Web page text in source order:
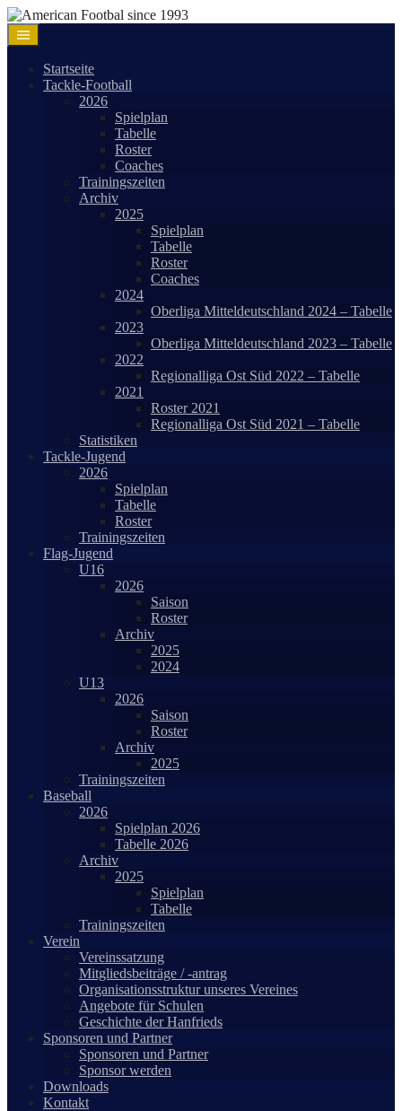
Springe
zum
Inhalt
Startseite
Tackle-Football
2026
Spielplan
Tabelle
Roster
Coaches
Trainingszeiten
Archiv
2025
Spielplan
Tabelle
Roster
Coaches
2024
Oberliga Mitteldeutschland 2024 – Tabelle
2023
Oberliga Mitteldeutschland 2023 – Tabelle
2022
Regionalliga Ost Süd 2022 – Tabelle
2021
Roster 2021
Regionalliga Ost Süd 2021 – Tabelle
Statistiken
Tackle-Jugend
2026
Spielplan
Tabelle
Roster
Trainingszeiten
Flag-Jugend
U16
2026
Saison
Roster
Archiv
2025
2024
U13
2026
Saison
Roster
Archiv
2025
Trainingszeiten
Baseball
2026
Spielplan 2026
Tabelle 2026
Archiv
2025
Spielplan
Tabelle
Trainingszeiten
Verein
Vereinssatzung
Mitgliedsbeiträge / -antrag
Organisationsstruktur unseres Vereines
Angebote für Schulen
Geschichte der Hanfrieds
Sponsoren und Partner
Sponsoren und Partner
Sponsor werden
Downloads
Kontakt